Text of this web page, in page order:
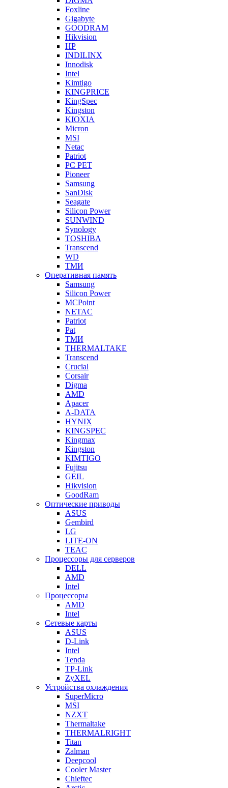
Foxline
Gigabyte
GOODRAM
Hikvision
HP
INDILINX
Innodisk
Intel
Kimtigo
KINGPRICE
KingSpec
Kingston
KIOXIA
Micron
MSI
Netac
Patriot
PC PET
Pioneer
Samsung
SanDisk
Seagate
Silicon Power
SUNWIND
Synology
TOSHIBA
Transcend
WD
ТМИ
Оперативная память
Samsung
Silicon Power
MCPoint
NETAC
Patriot
Pat
ТМИ
THERMALTAKE
Transcend
Crucial
Corsair
Digma
AMD
Apacer
A-DATA
HYNIX
KINGSPEC
Kingmax
Kingston
KIMTIGO
Fujitsu
GEIL
Hikvision
GoodRam
Оптические приводы
ASUS
Gembird
LG
LITE-ON
TEAC
Процессоры для серверов
DELL
AMD
Intel
Процессоры
AMD
Intel
Сетевые карты
ASUS
D-Link
Intel
Tenda
TP-Link
ZyXEL
Устройства охлаждения
SuperMicro
MSI
NZXT
Thermaltake
THERMALRIGHT
Titan
Zalman
Deepcool
Cooler Master
Chieftec